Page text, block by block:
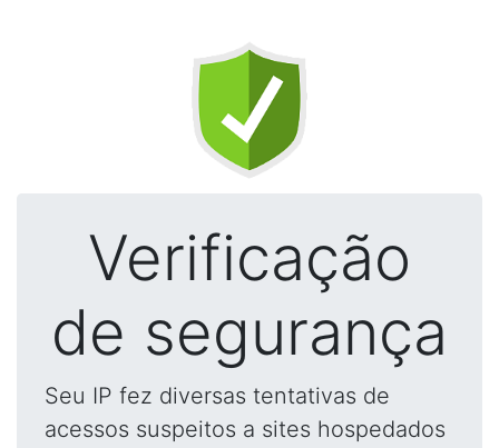
Verificação
de segurança
Seu IP fez diversas tentativas de
acessos suspeitos a sites hospedados